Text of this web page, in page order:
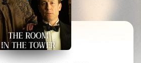
观看影片的记录